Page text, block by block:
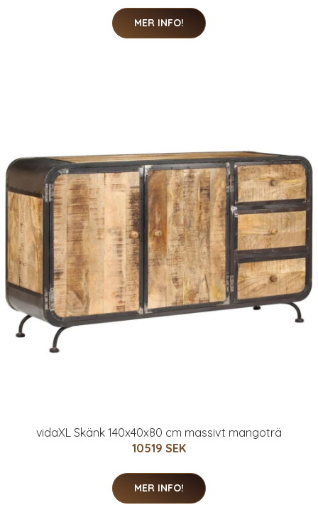
MER INFO!
vidaXL Skänk 140x40x80 cm massivt mangoträ
10519 SEK
MER INFO!